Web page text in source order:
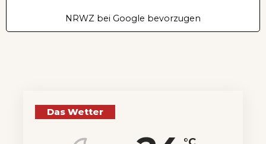
NRWZ bei Google bevorzugen
Das Wetter